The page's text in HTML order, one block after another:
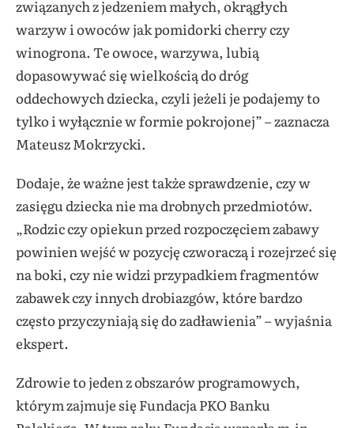
związanych z jedzeniem małych, okrągłych
warzyw i owoców jak pomidorki cherry czy
winogrona. Te owoce, warzywa, lubią
dopasowywać się wielkością do dróg
oddechowych dziecka, czyli jeżeli je podajemy to
tylko i wyłącznie w formie pokrojonej” – zaznacza
Mateusz Mokrzycki.
Dodaje, że ważne jest także sprawdzenie, czy w
zasięgu dziecka nie ma drobnych przedmiotów.
„Rodzic czy opiekun przed rozpoczęciem zabawy
powinien wejść w pozycję czworaczą i rozejrzeć się
na boki, czy nie widzi przypadkiem fragmentów
zabawek czy innych drobiazgów, które bardzo
często przyczyniają się do zadławienia” – wyjaśnia
ekspert.
Zdrowie to jeden z obszarów programowych,
którym zajmuje się Fundacja PKO Banku